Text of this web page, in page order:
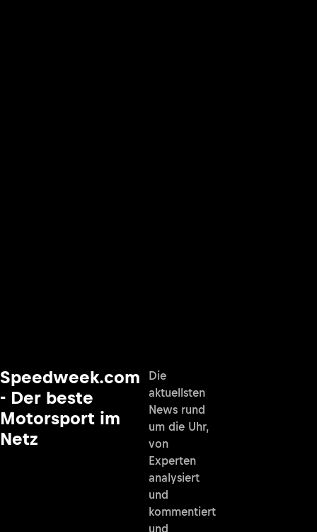
Speedweek.com
- Der beste
Motorsport im
Netz
Die
aktuellsten
News rund
um die Uhr,
von
Experten
analysiert
und
kommentiert
und